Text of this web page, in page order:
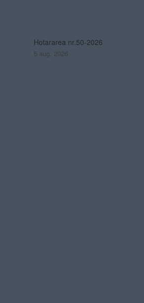
Hotararea nr.50-2026
5 aug. 2026